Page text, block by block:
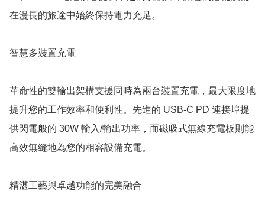
在漫長的旅途中始終保持電力充足。
智慧多裝置充電
革命性的雙輸出架構支援同時為兩台裝置充電，最大限度地
提升您的工作效率和便利性。先進的 USB-C PD 連接埠提
供閃電般的 30W 輸入/輸出功率，而磁吸式無線充電板則能
高效無縫地為您的相容設備充電。
精湛工藝與卓越功能的完美融合